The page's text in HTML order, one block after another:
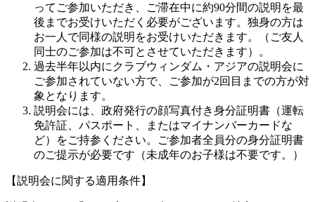
ってご参加いただき、ご滞在中に約90分間の説明を最
後までお受けいただく必要がございます。独身の方は
お一人で同様の説明をお受けいただきます。（ご友人
同士のご参加は不可とさせていただきます）。
過去半年以内にクラブウィンダム・アジアの説明会に
ご参加されていない方で、ご参加が2回目までの方が対
象となります。
説明会には、政府発行の顔写真付き身分証明書（運転
免許証、パスポート、またはマイナンバーカードな
ど）をご持参ください。ご参加者全員分の身分証明書
のご提示が必要です（未成年のお子様は不要です。）
【説明会に関する適用条件】